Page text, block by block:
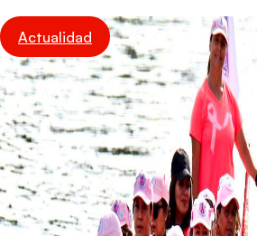
Actualidad